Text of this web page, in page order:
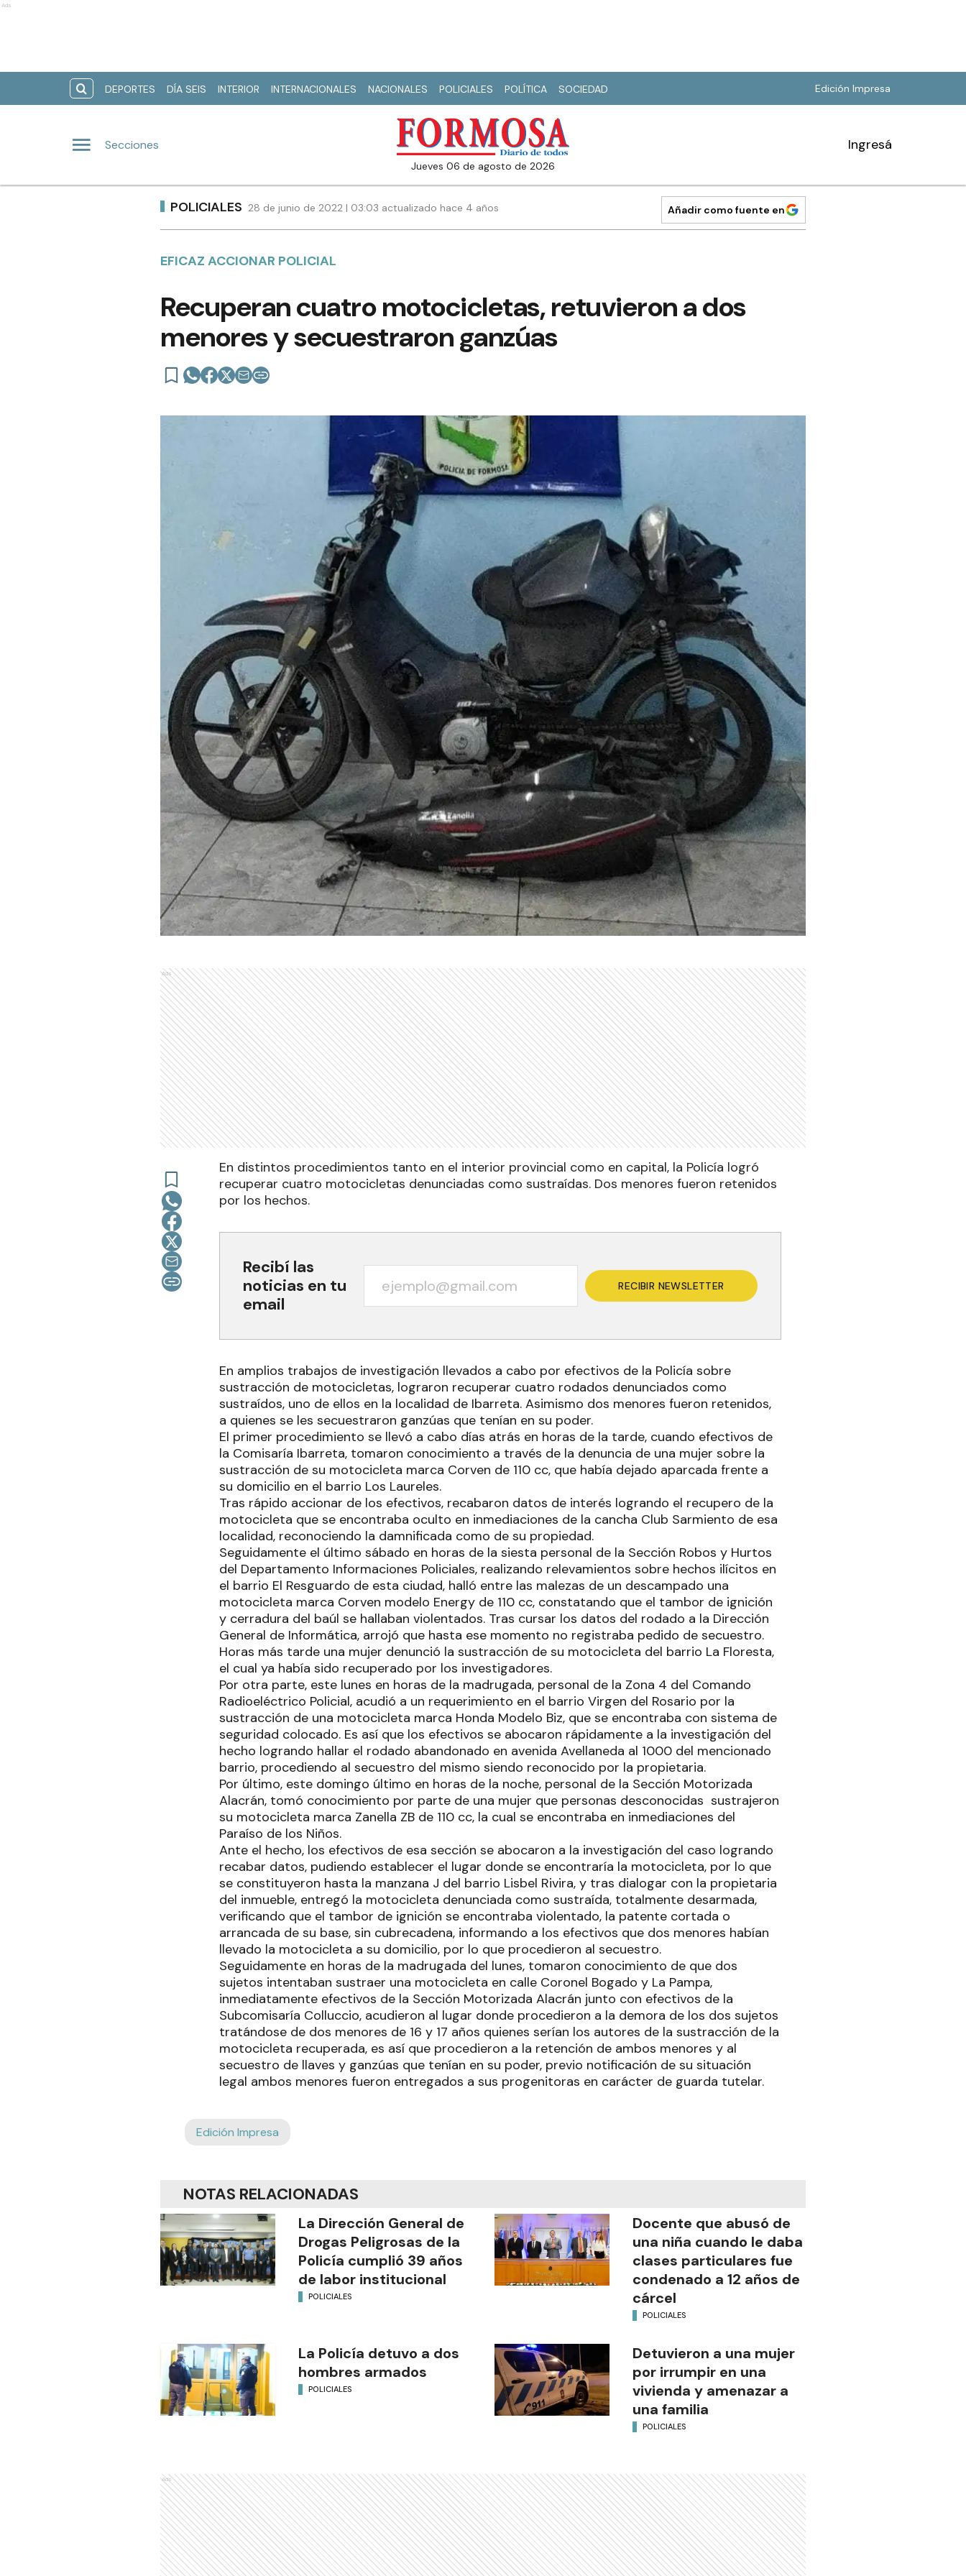
Ads
DEPORTES DÍA SEIS INTERIOR INTERNACIONALES NACIONALES POLICIALES POLÍTICA SOCIEDAD Edición Impresa
Secciones
jueves 06 de agosto de 2026
Ingresá
POLICIALES 28 de junio de 2022 | 03:03 actualizado hace 4 años Añadir como fuente en
EFICAZ ACCIONAR POLICIAL
Recuperan cuatro motocicletas, retuvieron a dos
menores y secuestraron ganzúas
Ads
En distintos procedimientos tanto en el interior provincial como en capital, la Policía logró
recuperar cuatro motocicletas denunciadas como sustraídas. Dos menores fueron retenidos
por los hechos.
Recibí las
noticias en tu
email
RECIBIR NEWSLETTER
En amplios trabajos de investigación llevados a cabo por efectivos de la Policía sobre
sustracción de motocicletas, lograron recuperar cuatro rodados denunciados como
sustraídos, uno de ellos en la localidad de Ibarreta. Asimismo dos menores fueron retenidos,
a quienes se les secuestraron ganzúas que tenían en su poder.
El primer procedimiento se llevó a cabo días atrás en horas de la tarde, cuando efectivos de
la Comisaría Ibarreta, tomaron conocimiento a través de la denuncia de una mujer sobre la
sustracción de su motocicleta marca Corven de 110 cc, que había dejado aparcada frente a
su domicilio en el barrio Los Laureles.
Tras rápido accionar de los efectivos, recabaron datos de interés logrando el recupero de la
motocicleta que se encontraba oculto en inmediaciones de la cancha Club Sarmiento de esa
localidad, reconociendo la damnificada como de su propiedad.
Seguidamente el último sábado en horas de la siesta personal de la Sección Robos y Hurtos
del Departamento Informaciones Policiales, realizando relevamientos sobre hechos ilícitos en
el barrio El Resguardo de esta ciudad, halló entre las malezas de un descampado una
motocicleta marca Corven modelo Energy de 110 cc, constatando que el tambor de ignición
y cerradura del baúl se hallaban violentados. Tras cursar los datos del rodado a la Dirección
General de Informática, arrojó que hasta ese momento no registraba pedido de secuestro.
Horas más tarde una mujer denunció la sustracción de su motocicleta del barrio La Floresta,
el cual ya había sido recuperado por los investigadores.
Por otra parte, este lunes en horas de la madrugada, personal de la Zona 4 del Comando
Radioeléctrico Policial, acudió a un requerimiento en el barrio Virgen del Rosario por la
sustracción de una motocicleta marca Honda Modelo Biz, que se encontraba con sistema de
seguridad colocado. Es así que los efectivos se abocaron rápidamente a la investigación del
hecho logrando hallar el rodado abandonado en avenida Avellaneda al 1000 del mencionado
barrio, procediendo al secuestro del mismo siendo reconocido por la propietaria.
Por último, este domingo último en horas de la noche, personal de la Sección Motorizada
Alacrán, tomó conocimiento por parte de una mujer que personas desconocidas sustrajeron
su motocicleta marca Zanella ZB de 110 cc, la cual se encontraba en inmediaciones del
Paraíso de los Niños.
Ante el hecho, los efectivos de esa sección se abocaron a la investigación del caso logrando
recabar datos, pudiendo establecer el lugar donde se encontraría la motocicleta, por lo que
se constituyeron hasta la manzana J del barrio Lisbel Rivira, y tras dialogar con la propietaria
del inmueble, entregó la motocicleta denunciada como sustraída, totalmente desarmada,
verificando que el tambor de ignición se encontraba violentado, la patente cortada o
arrancada de su base, sin cubrecadena, informando a los efectivos que dos menores habían
llevado la motocicleta a su domicilio, por lo que procedieron al secuestro.
Seguidamente en horas de la madrugada del lunes, tomaron conocimiento de que dos
sujetos intentaban sustraer una motocicleta en calle Coronel Bogado y La Pampa,
inmediatamente efectivos de la Sección Motorizada Alacrán junto con efectivos de la
Subcomisaría Colluccio, acudieron al lugar donde procedieron a la demora de los dos sujetos
tratándose de dos menores de 16 y 17 años quienes serían los autores de la sustracción de la
motocicleta recuperada, es así que procedieron a la retención de ambos menores y al
secuestro de llaves y ganzúas que tenían en su poder, previo notificación de su situación
legal ambos menores fueron entregados a sus progenitoras en carácter de guarda tutelar.
Edición Impresa
NOTAS RELACIONADAS
La Dirección General de
Drogas Peligrosas de la
Policía cumplió 39 años
de labor institucional
POLICIALES
Docente que abusó de
una niña cuando le daba
clases particulares fue
condenado a 12 años de
cárcel
POLICIALES
La Policía detuvo a dos
hombres armados
POLICIALES
Detuvieron a una mujer
por irrumpir en una
vivienda y amenazar a
una familia
POLICIALES
Ads